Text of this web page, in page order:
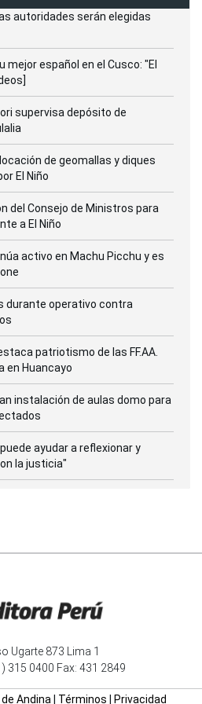
autoridades serán elegidas
mejor español en el Cusco: "El
supervisa depósito de
de geomallas y diques
El Niño
del Consejo de Ministros para
a El Niño
activo en Machu Picchu y es
durante operativo contra
patriotismo de las FF.AA.
en Huancayo
instalación de aulas domo para
ayudar a reflexionar y
la justicia"
Ugarte 873 Lima 1
315 0400 Fax: 431 2849
Andina Términos Privacidad